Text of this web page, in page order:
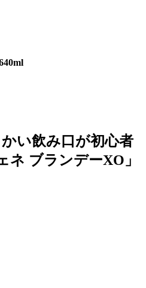
い飲み口が初心者
ネ ブランデーXO」